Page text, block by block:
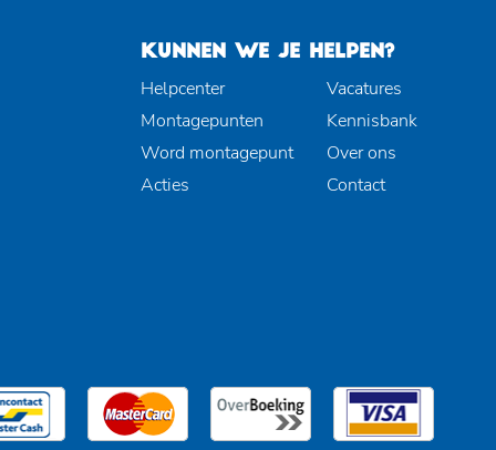
KUNNEN WE JE HELPEN?
Helpcenter
Montagepunten
Word montagepunt
Acties
Vacatures
Kennisbank
Over ons
Contact